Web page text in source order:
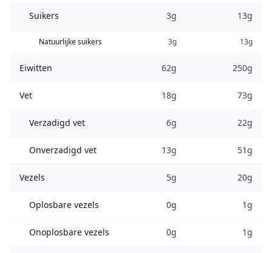
Suikers 3g 13g
Natuurlijke suikers 3g 13g
Eiwitten 62g 250g
Vet 18g 73g
Verzadigd vet 6g 22g
Onverzadigd vet 13g 51g
Vezels 5g 20g
Oplosbare vezels 0g 1g
Onoplosbare vezels 0g 1g